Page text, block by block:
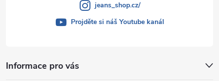
Informace pro vás
jeans_shop.cz/
Projděte si náš Youtube kanál